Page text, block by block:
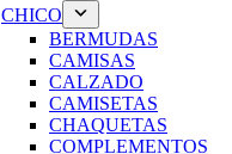
CHICO
BERMUDAS
CAMISAS
CALZADO
CAMISETAS
CHAQUETAS
COMPLEMENTOS